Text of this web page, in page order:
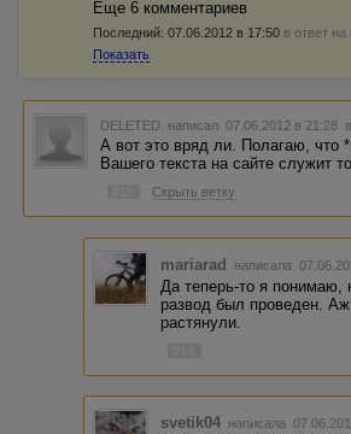
Еще 6 комментариев
Последний: 07.06.2012 в 17:50 в ответ на
Показать
DELETED написал 07.06.2012 в 21:28
А вот это вряд ли. Полагаю, что
Вашего текста на сайте служит
Скрыть ветку
mariarad написала
Да теперь-то я понимаю,
развод был проведен.
растянули.
svetik04 написала